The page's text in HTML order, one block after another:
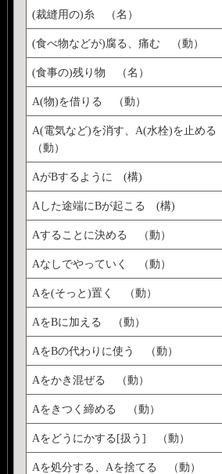
(裁縫用の)糸 （名）
(食べ物などが)腐る、痛む （動）
(食事の)残り物 （名）
A(物)を借りる （動）
A(電気など)を消す、A(水栓)を止める
（動）
AがBするように (構)
Aした途端にBが起こる (構)
Aすることに決める （動）
Aなしでやっていく （動）
Aを(そっと)置く （動）
AをBに加える （動）
AをBの代わりに使う （動）
Aをかき混ぜる （動）
Aをきつく締める （動）
Aをどうにかする[扱う] （動）
Aを処分する、Aを捨てる （動）